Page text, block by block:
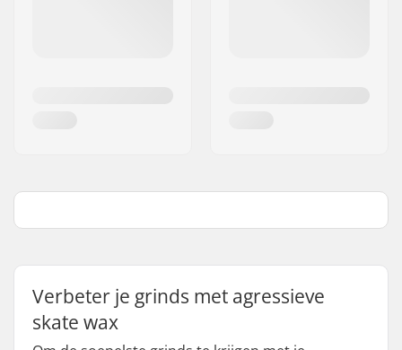
Verbeter je grinds met agressieve
skate wax